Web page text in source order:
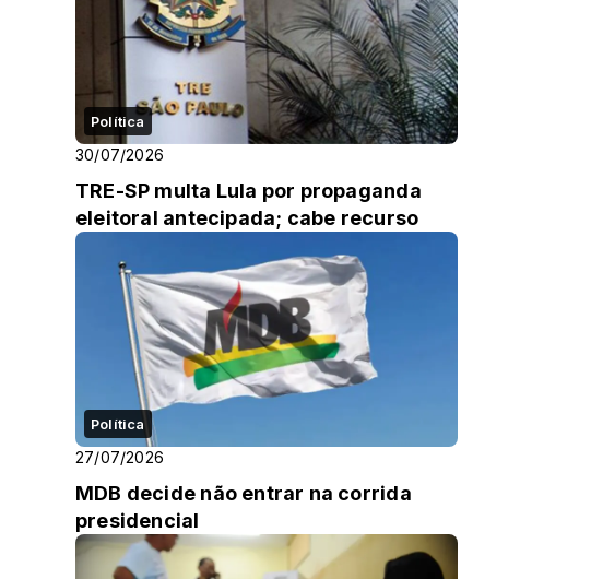
Política
30/07/2026
TRE-SP multa Lula por propaganda
eleitoral antecipada; cabe recurso
Política
27/07/2026
MDB decide não entrar na corrida
presidencial